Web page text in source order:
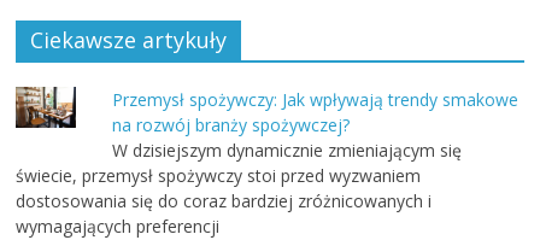
Ciekawsze artykuły
Przemysł spożywczy: Jak wpływają trendy smakowe
na rozwój branży spożywczej?
W dzisiejszym dynamicznie zmieniającym się
świecie, przemysł spożywczy stoi przed wyzwaniem
dostosowania się do coraz bardziej zróżnicowanych i
wymagających preferencji